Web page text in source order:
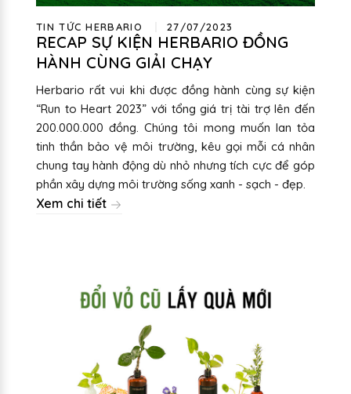
TIN TỨC HERBARIO 27/07/2023
RECAP SỰ KIỆN HERBARIO ĐỒNG
HÀNH CÙNG GIẢI CHẠY
Herbario rất vui khi được đồng hành cùng sự kiện
“Run to Heart 2023” với tổng giá trị tài trợ lên đến
200.000.000 đồng. Chúng tôi mong muốn lan tỏa
tinh thần bảo vệ môi trường, kêu gọi mỗi cá nhân
chung tay hành động dù nhỏ nhưng tích cực để góp
phần xây dựng môi trường sống xanh - sạch - đẹp.
Xem chi tiết